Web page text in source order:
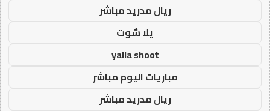
ريال مدريد مباشر
يلا شوت
yalla shoot
مباريات اليوم مباشر
ريال مدريد مباشر